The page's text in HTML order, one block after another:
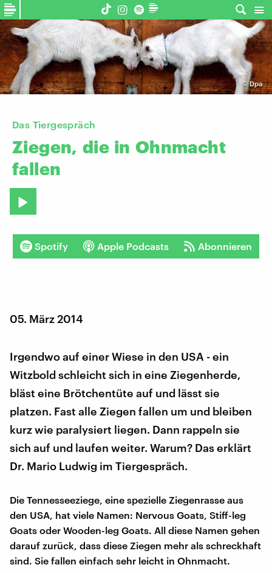
©Dpa
Das Tiergespräch
Ziegen, die in Ohnmacht
fallen
Spotify Apple Podcasts Abonnieren
05. März 2014
Irgendwo auf einer Wiese in den USA - ein
Witzbold schleicht sich in eine Ziegenherde,
bläst eine Brötchentüte auf und lässt sie
platzen. Fast alle Ziegen fallen um und bleiben
kurz wie paralysiert liegen. Dann rappeln sie
sich auf und laufen weiter. Warum? Das erklärt
Dr. Mario Ludwig im Tiergespräch.
Die Tennesseeziege, eine spezielle Ziegenrasse aus
den USA, hat viele Namen: Nervous Goats, Stiff-leg
Goats oder Wooden-leg Goats. All diese Namen gehen
darauf zurück, dass diese Ziegen mehr als schreckhaft
sind. Sie fallen einfach sehr leicht in Ohnmacht.